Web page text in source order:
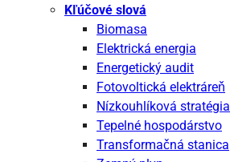
Kľúčové slová
Biomasa
Elektrická energia
Energetický audit
Fotovoltická elektráreň
Nízkouhlíková stratégia
Tepelné hospodárstvo
Transformačná stanica